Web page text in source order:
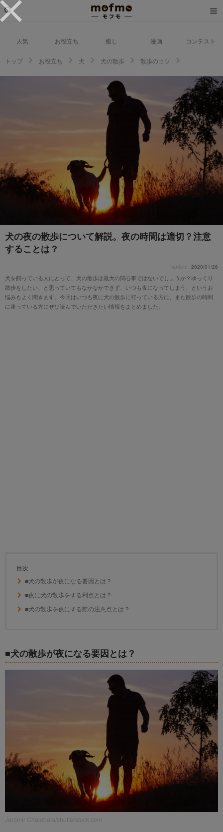
人気 お役立ち 癒し 漫画 コンテスト
トップ お役立ち 犬 犬の散歩
散歩のコツ
犬の夜の散歩について解説。夜の時間は適切？注意
することは？
update 2020/01/26
犬を飼っている人にとって、犬の散歩は最大の関心事ではないでしょうか？ゆっくり
散歩をしたい、と思っていてもなかなかできず、いつも夜になってしまう、というお
悩みもよく聞きます。今回はいつも夜に犬の散歩に行っている方に、また散歩の時間
に迷っている方にぜひ読んでいただきたい情報をまとめました。
目次
■犬の散歩が夜になる要因とは？
■夜に犬の散歩をする利点とは？
■犬の散歩を夜にする際の注意点とは？
■犬の散歩が夜になる要因とは？
Jaromir Chalabala/shutterstock.com